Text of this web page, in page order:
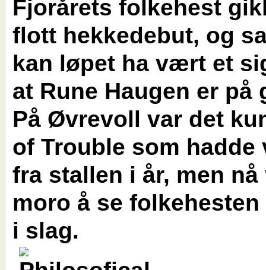
Fjorårets folkehest
flott hekkedebut, og
kan løpet ha vært et
at Rune Haugen er på
På Øvrevoll var det
of Trouble som hadde
fra stallen i år, men nå
moro å se
i slag.